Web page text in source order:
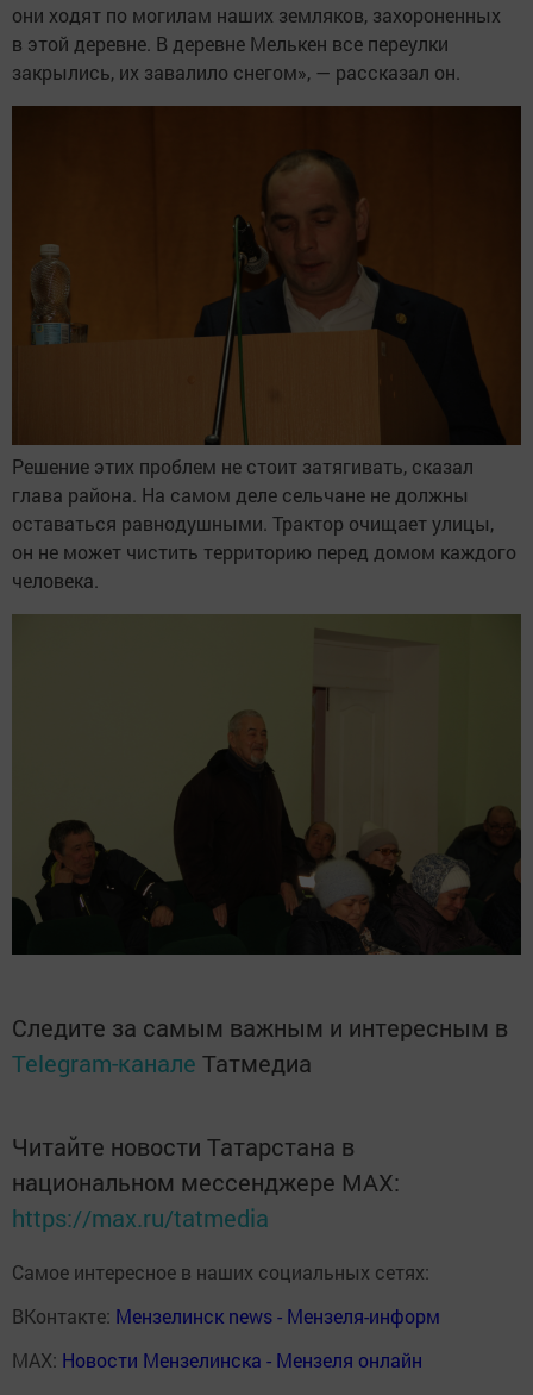
они ходят по могилам наших земляков, захороненных
в этой деревне. В деревне Мелькен все переулки
закрылись, их завалило снегом», — рассказал он.
Решение этих проблем не стоит затягивать, сказал
глава района. На самом деле сельчане не должны
оставаться равнодушными. Трактор очищает улицы,
он не может чистить территорию перед домом каждого
человека.
Следите за самым важным и интересным в
Telegram-канале Татмедиа
Читайте новости Татарстана в
национальном мессенджере MАХ:
https://max.ru/tatmedia
Самое интересное в наших социальных сетях:
ВКонтакте: Мензелинск news - Мензеля-информ
MAX: Новости Мензелинска - Мензеля онлайн